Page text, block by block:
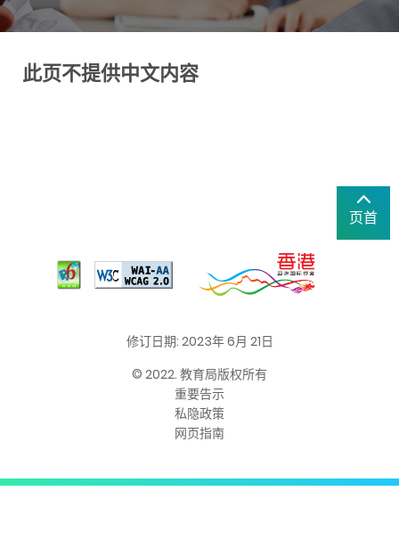
此页不提供中文内容
页首
修订日期: 2023年 6月 21日
© 2022. 教育局版权所有
重要告示
私隐政策
网页指南